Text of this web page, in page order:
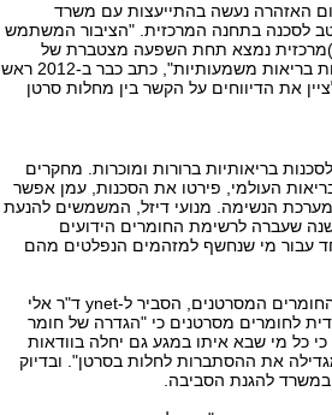
האזהרה נעשה בהתייעצות עם משרד
לסכנה בתחנה המרכזית. "הציבור המשתמש
נמצא תחת השפעה מצטברת של
החומרים הנפלטים, ועלול לפתח בעיות בריאות משמעותיות", כתב כבר ב-2012 ראש
את הדיווחים על הקשר בין מחלות סרטן
בריאותיות ברורות ומוכרות. מחקרים
העולמי, פירטו את הסכנות, עמן אפשר
הנשימה. מנועי דיזל, המשמשים להנעת
שעברה לרשימת החומרים הידועים
עבור מי שנחשף למזהמים הנפלטים מהם
בעקבות צירוף מנועי הדיזל לרשימת החומרים המסרטנים, הסביר ל-ynet ד"ר אלי
לחומרים מסרטנים כי "הגדרה של חומר
כל מי שבא איתו במגע גם יחלה בוודאות
את ההסתברות לחלות בסרטן". ובדיוק
להגנת הסביבה.